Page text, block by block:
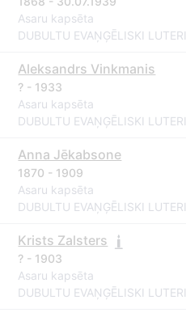
Asaru kapsēta
DUBULTU EVAŅĢĒLISKI
Aleksandrs Vinkmanis
? - 1933
Asaru kapsēta
DUBULTU EVAŅĢĒLISKI
Anna Jēkabsone
1870 - 1909
Asaru kapsēta
DUBULTU EVAŅĢĒLISKI
Krists Zalsters
? - 1903
Asaru kapsēta
DUBULTU EVAŅĢĒLISKI